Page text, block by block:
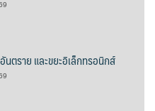
นตราย และขยะอิเล็กทรอนิกส์